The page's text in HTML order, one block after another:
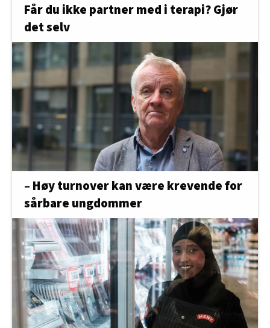
Får du ikke partner med i terapi? Gjør
det selv
– Høy turnover kan være krevende for
sårbare ungdommer